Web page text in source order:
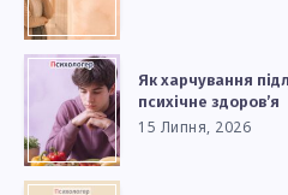
Як харчування
психічне здоров’я
15 Липня, 2026